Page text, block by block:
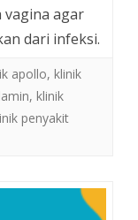
vagina agar
dari infeksi.
apollo, klinik
, klinik
penyakit